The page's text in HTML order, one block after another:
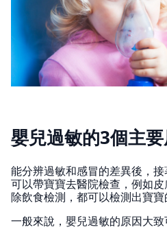
嬰兒過敏的3個主
能分辨過敏和感冒的差異後，
可以帶寶寶去醫院檢查，例如
除飲食檢測，都可以檢測出寶寶
一般來說，嬰兒過敏的原因大致